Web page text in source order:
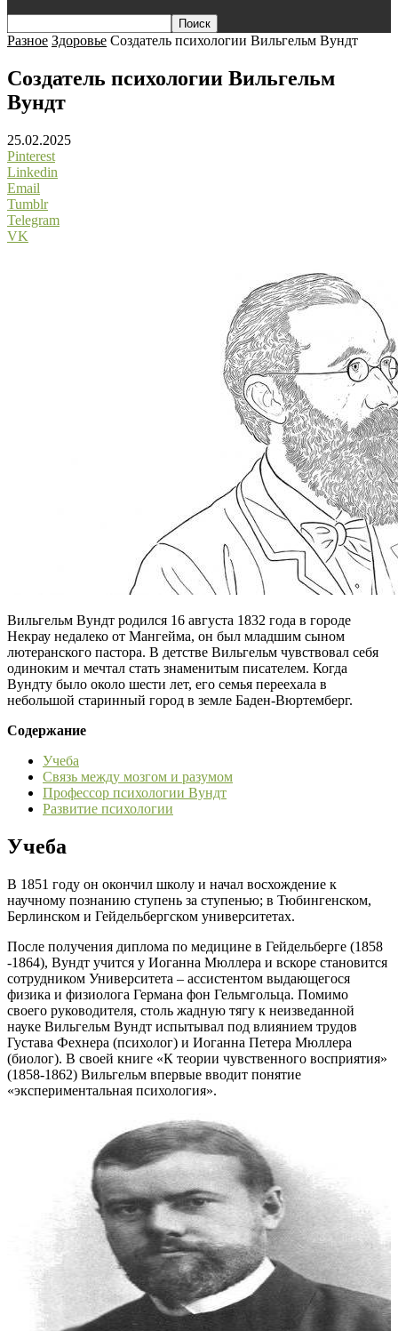
Разное Здоровье Создатель психологии Вильгельм Вундт
Создатель психологии Вильгельм
Вундт
25.02.2025
Pinterest
Linkedin
Email
Tumblr
Telegram
VK
Вильгельм Вундт родился 16 августа 1832 года в городе
Некрау недалеко от Мангейма, он был младшим сыном
лютеранского пастора. В детстве Вильгельм чувствовал себя
одиноким и мечтал стать знаменитым писателем. Когда
Вундту было около шести лет, его семья переехала в
небольшой старинный город в земле Баден-Вюртемберг.
Содержание
Учеба
Связь между мозгом и разумом
Профессор психологии Вундт
Развитие психологии
Учеба
В 1851 году он окончил школу и начал восхождение к
научному познанию ступень за ступенью; в Тюбингенском,
Берлинском и Гейдельбергском университетах.
После получения диплома по медицине в Гейдельберге (1858
-1864), Вундт учится у Иоганна Мюллера и вскоре становится
сотрудником Университета – ассистентом выдающегося
физика и физиолога Германа фон Гельмгольца. Помимо
своего руководителя, столь жадную тягу к неизведанной
науке Вильгельм Вундт испытывал под влиянием трудов
Густава Фехнера (психолог) и Иоганна Петера Мюллера
(биолог). В своей книге «К теории чувственного восприятия»
(1858-1862) Вильгельм впервые вводит понятие
«экспериментальная психология».